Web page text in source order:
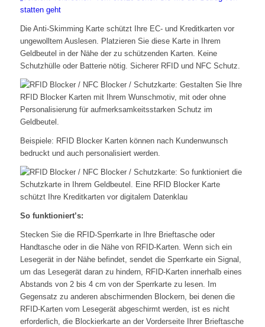
Die Anti-Skimming Karte schützt Ihre EC- und Kreditkarten vor
ungewolltem Auslesen. Platzieren Sie diese Karte in Ihrem
Geldbeutel in der Nähe der zu schützenden Karten. Keine
Schutzhülle oder Batterie nötig. Sicherer RFID und NFC Schutz.
Beispiele: RFID Blocker Karten können nach Kundenwunsch
bedruckt und auch personalisiert werden.
So funktioniert’s:
Stecken Sie die RFID-Sperrkarte in Ihre Brieftasche oder
Handtasche oder in die Nähe von RFID-Karten. Wenn sich ein
Lesegerät in der Nähe befindet, sendet die Sperrkarte ein Signal,
um das Lesegerät daran zu hindern, RFID-Karten innerhalb eines
Abstands von 2 bis 4 cm von der Sperrkarte zu lesen. Im
Gegensatz zu anderen abschirmenden Blockern, bei denen die
RFID-Karten vom Lesegerät abgeschirmt werden, ist es nicht
erforderlich, die Blockierkarte an der Vorderseite Ihrer Brieftasche